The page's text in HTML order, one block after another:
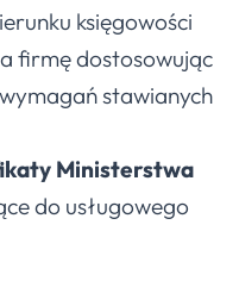
księgowości
firmę dostosowując
stawianych
Ministerstwa
do usługowego